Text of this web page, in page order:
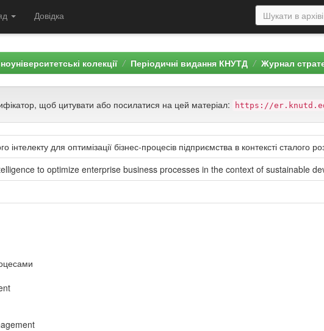
Довідка
колекції Періодичні видання КНУТД Журнал
щоб цитувати або посилатися на цей матеріал: https://
інтелекту для оптимізації бізнес-процесів підприємства в контексті сталого
to optimize enterprise business processes in the context of sustainable